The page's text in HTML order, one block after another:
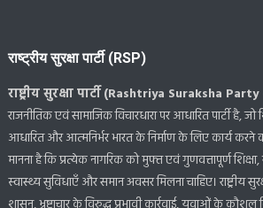
राष्ट्रीय सुरक्षा पार्टी (RSP)
राष्ट्रीय सुरक्षा पार्टी (Rashtriya Suraksha
राजनीतिक एवं सामाजिक विचारधारा पर आधारित पार्टी है, जो
आधारित और आत्मनिर्भर भारत के निर्माण के लिए कार्य करने
मानना है कि प्रत्येक नागरिक को मुफ्त एवं गुणवत्तापूर्ण
स्वास्थ्य सुविधाएँ और समान अवसर मिलना चाहिए। राष्ट्रीय